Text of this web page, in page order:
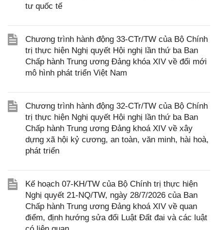
tư quốc tế
Chương trình hành động 33-CTr/TW của Bộ Chính
trị thực hiện Nghị quyết Hội nghị lần thứ ba Ban
Chấp hành Trung ương Đảng khóa XIV về đổi mới
mô hình phát triển Việt Nam
Chương trình hành động 32-CTr/TW của Bộ Chính
trị thực hiện Nghị quyết Hội nghị lần thứ ba Ban
Chấp hành Trung ương Đảng khoá XIV về xây
dựng xã hội kỷ cương, an toàn, văn minh, hài hoà,
phát triển
Kế hoạch 07-KH/TW của Bộ Chính trị thực hiện
Nghị quyết 21-NQ/TW, ngày 28/7/2026 của Ban
Chấp hành Trung ương Đảng khoá XIV về quan
điểm, định hướng sửa đổi Luật Đất đai và các luật